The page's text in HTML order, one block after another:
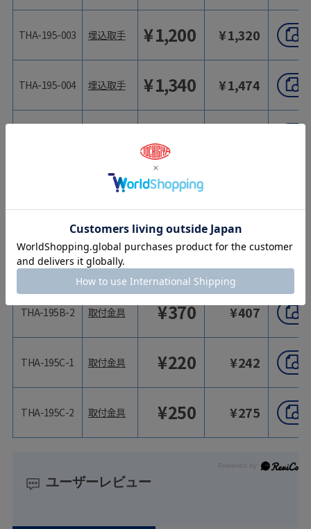
THA-195-003
THA-195-004
THA-195-2
THA-195B-1
THA-195B-2
THA-195C-1
THA-195C-2
埋込取手 ¥1,200 ¥1,320
埋込取手 ¥1,340 ¥1,474
商品名 価格（税抜）
埋込取手 ¥1,090 ¥1,199
取付金具 ¥320
取付金具 ¥370 ¥407
取付金具 ¥220 ¥242
取付金具 ¥250 ¥275
ユーザーレビュー